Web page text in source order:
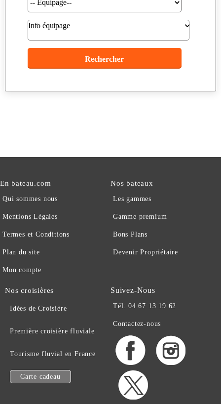
Info équipage
En bateau.com
Qui sommes nous
Mentions Légales
Termes et Conditions
Plan du site
Mon compte
Nos bateaux
Les gammes
Gamme premium
Bons Plans
Devenir Propriétaire
Nos croisières
Idées de Croisière
Première croisière fluviale
Tourisme fluvial en France
Carte cadeau
Suivez-Nous
Tél: 04 67 13 19 62
Contactez-nous